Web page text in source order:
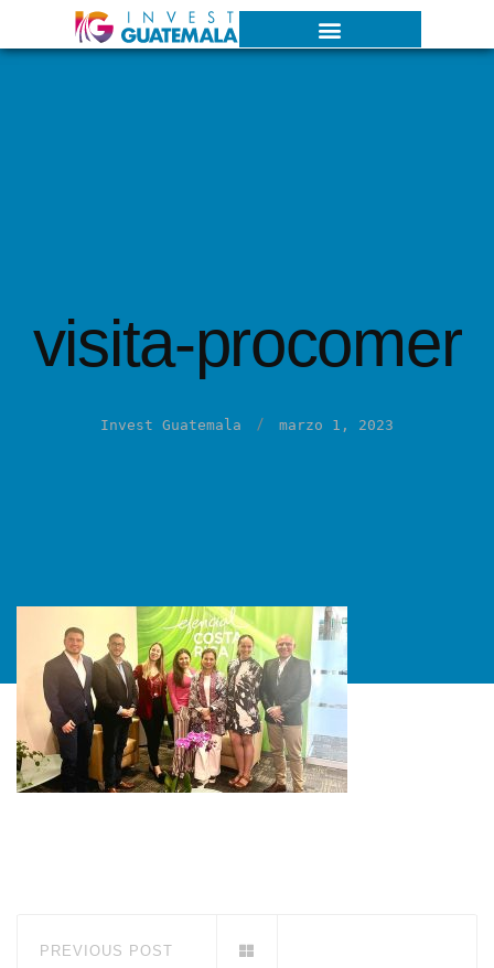
visita-procomer
Invest Guatemala / marzo 1, 2023
PREVIOUS POST